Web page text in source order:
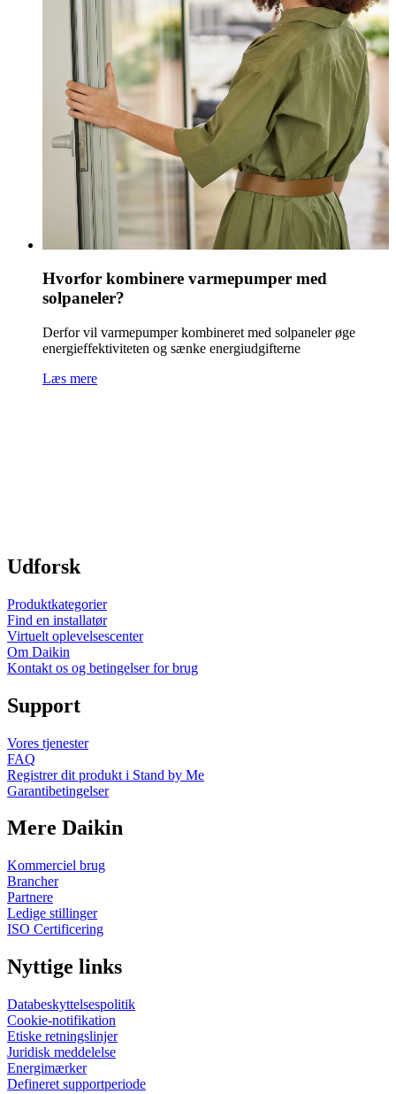
Hvorfor kombinere varmepumper med
solpaneler?
Derfor vil varmepumper kombineret med solpaneler øge
energieffektiviteten og sænke energiudgifterne
Læs mere
Udforsk
Produktkategorier
Find en installatør
Virtuelt oplevelsescenter
Om Daikin
Kontakt os og betingelser for brug
Support
Vores tjenester
FAQ
Registrer dit produkt i Stand by Me
Garantibetingelser
Mere Daikin
Kommerciel brug
Brancher
Partnere
Ledige stillinger
ISO Certificering
Nyttige links
Databeskyttelsespolitik
Cookie-notifikation
Etiske retningslinjer
Juridisk meddelelse
Energimærker
Defineret supportperiode